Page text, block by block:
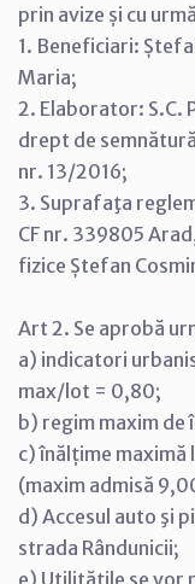
prin avize și cu
1. Beneficiari:
Maria;
2. Elaborator: S.C.
drept de
nr. 13/2016;
3. Suprafaţa
CF nr. 339805
fizice Ștefan
Art 2. Se aprobă
a) indicatori
max/lot = 0,80;
b) regim maxim de
c) înălțime maximă
(maxim admisă
d) Accesul auto şi
strada Rândunicii;
e) Utilitățile se vor